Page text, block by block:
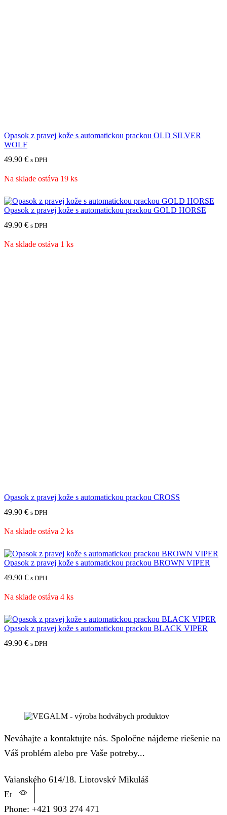
Tento produkt má viacero variantov. Možnosti si môžete vybrať
Tento produkt má viacero variantov. Možnosti si môžete vybrať
Opasok z pravej kože s automatickou prackou OLD SILVER
WOLF
49.90 € s DPH
Na sklade ostáva 19 ks
Tento produkt má viacero variantov. Možnosti si môžete vybrať
Opasok z pravej kože s automatickou prackou GOLD HORSE
49.90 € s DPH
Na sklade ostáva 1 ks
Tento produkt má viacero variantov. Možnosti si môžete vybrať
Opasok z pravej kože s automatickou prackou CROSS
49.90 € s DPH
Na sklade ostáva 2 ks
Tento produkt má viacero variantov. Možnosti si môžete vybrať
Opasok z pravej kože s automatickou prackou BROWN VIPER
49.90 € s DPH
Na sklade ostáva 4 ks
Tento produkt má viacero variantov. Možnosti si môžete vybrať
Opasok z pravej kože s automatickou prackou BLACK VIPER
49.90 € s DPH
Neváhajte a kontaktujte nás. Spoločne nájdeme riešenie na
Váš problém alebo pre Vaše potreby...
Vajanského 614/18, Liptovský Mikuláš
Email: info@modne-doplnky.eu, info@vegalm.sk
Phone: +421 903 274 471